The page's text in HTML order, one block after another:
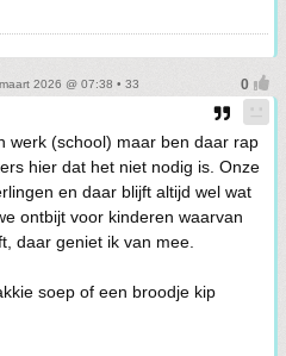
2026 @ 07:38 • 33
werk (school) maar ben daar rap
hier dat het niet nodig is. Onze
en daar blijft altijd wel wat
ontbijt voor kinderen waarvan
daar geniet ik van mee.
soep of een broodje kip